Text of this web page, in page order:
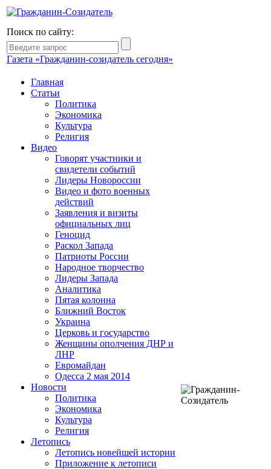
Поиск по сайту:
Газета «Гражданин-созидатель сегодня»
Главная
Статьи
Политика
Экономика
Культура
Религия
Видео
Говорят участники и
свидетели событий
Лидеры Новороссии
Видео и фото военных
действий
Заявления и визиты
официальных лиц
Геноцид
Раскол Запада
Патриоты России
Народное творчество
Лидеры Запада
Аналитика
Пятая колонна
Ближний Восток
Украина
Церковь и государство
Женщины ополчения ДНР и
ЛНР
Евромайдан
Одесса 2 мая 2014
Новости
Политика
Экономика
Культура
Религия
Летопись
Летопись новейшей истории
Приложение к летописи